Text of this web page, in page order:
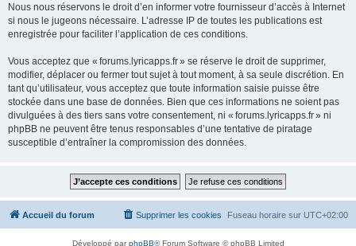
Nous nous réservons le droit d’en informer votre fournisseur d’accès à Internet
si nous le jugeons nécessaire. L’adresse IP de toutes les publications est
enregistrée pour faciliter l’application de ces conditions.
Vous acceptez que « forums.lyricapps.fr » se réserve le droit de supprimer,
modifier, déplacer ou fermer tout sujet à tout moment, à sa seule discrétion. En
tant qu’utilisateur, vous acceptez que toute information saisie puisse être
stockée dans une base de données. Bien que ces informations ne soient pas
divulguées à des tiers sans votre consentement, ni « forums.lyricapps.fr » ni
phpBB ne peuvent être tenus responsables d’une tentative de piratage
susceptible d’entraîner la compromission des données.
Accueil du forum Fuseau horaire sur UTC+02:00
Supprimer les cookies
Développé parphpBB® Forum Software © phpBB Limited